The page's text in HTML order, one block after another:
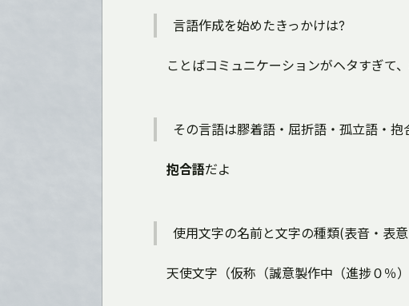
言語作成を始めたきっかけは?
ことばコミュニケーションがヘタすぎて、
その言語は膠着語・屈折語・孤立語・
抱合語だよ
使用文字の名前と文字の種類(表音・表意
天使文字（仮称（誠意製作中（進捗０％）